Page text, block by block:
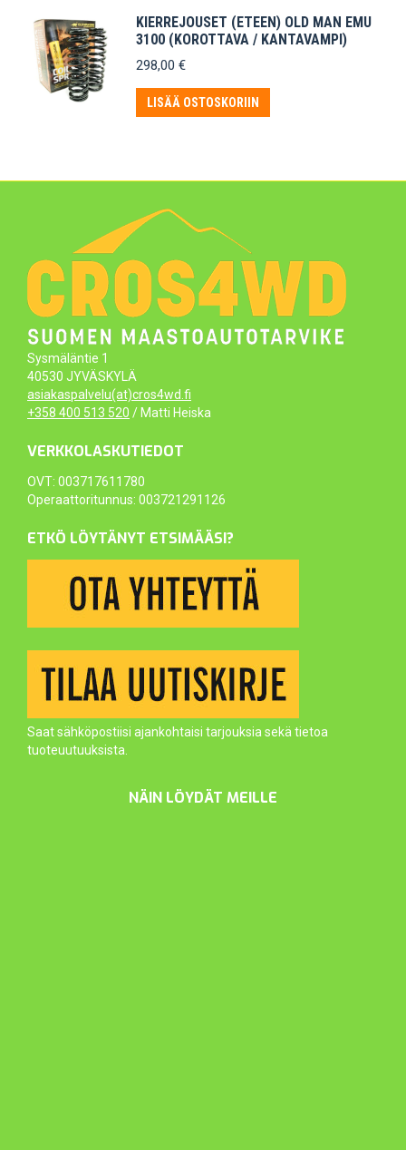
KIERREJOUSET (ETEEN) OLD MAN EMU
3100 (KOROTTAVA / KANTAVAMPI)
298,00 €
LISÄÄ OSTOSKORIIN
Sysmäläntie 1
40530 JYVÄSKYLÄ
asiakaspalvelu(at)cros4wd.fi
+358 400 513 520 / Matti Heiska
VERKKOLASKUTIEDOT
OVT: 003717611780
Operaattoritunnus: 003721291126
ETKÖ LÖYTÄNYT ETSIMÄÄSI?
Saat sähköpostiisi ajankohtaisi tarjouksia sekä tietoa
tuoteuutuuksista.
NÄIN LÖYDÄT MEILLE